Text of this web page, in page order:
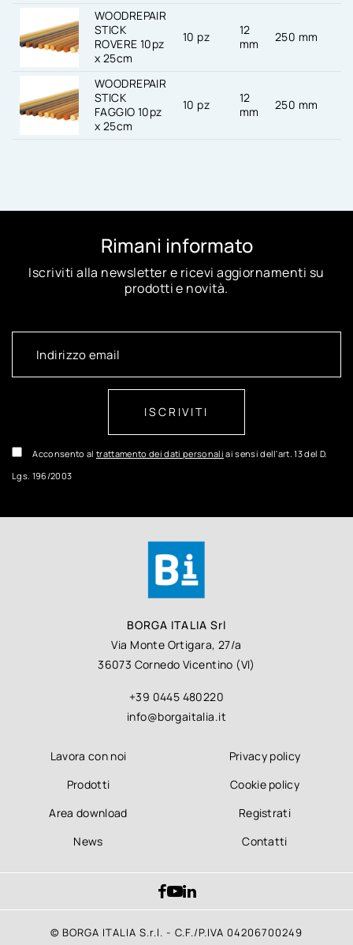
WOODREPAIR
STICK
ROVERE 10pz
x 25cm
10 pz
12
mm
250 mm
WOODREPAIR
STICK
FAGGIO 10pz
x 25cm
10 pz
12
mm
250 mm
Rimani informato
Iscriviti alla newsletter e ricevi aggiornamenti su
prodotti e novità.
ISCRIVITI
Acconsento al trattamento dei dati personali ai sensi dell'art. 13 del D.
Lgs. 196/2003
BORGA ITALIA Srl
Via Monte Ortigara, 27/a
36073 Cornedo Vicentino (VI)
+39 0445 480220
info@borgaitalia.it
Lavora con noi
Prodotti
Area download
News
Privacy policy
Cookie policy
Registrati
Contatti
© BORGA ITALIA S.r.l. - C.F./P.IVA 04206700249